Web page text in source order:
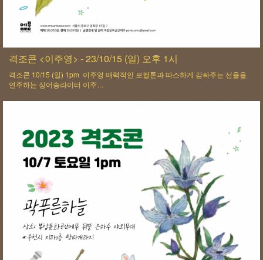
격조콘 <이주영> - 23/10/15 (일) 오후 1시
격조콘 10/15 (일) 1pm 이주영 매력적인 보컬톤과 따스하게 감싸주는 선율을
연주하는 싱어송라이터 이주…